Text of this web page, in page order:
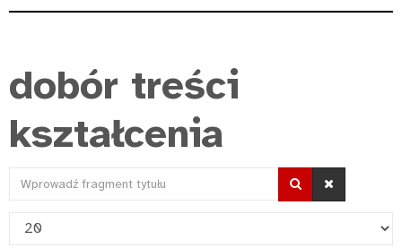
dobór treści
kształcenia
Wprowadź
tytułu
Pokaż